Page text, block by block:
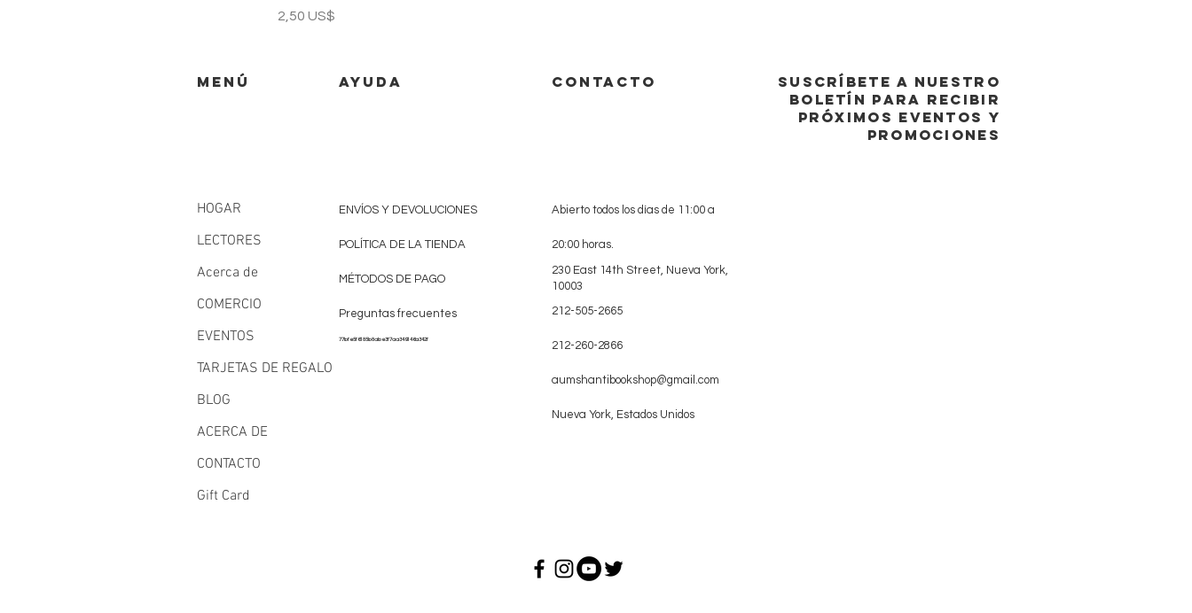
Precio
2,50 US$
MENÚ AYUDA
HOGAR
LECTORES
Acerca de
COMERCIO
EVENTOS
TARJETAS DE REGALO
BLOG
ACERCA DE
CONTACTO
Gift Card
ENVÍOS Y DEVOLUCIONES
POLÍTICA DE LA TIENDA
MÉTODOS DE PAGO
Preguntas frecuentes
77bfe5f6185b8abe3f7aa349146a342f
CONTACTO
SUSCRÍBETE A NUESTRO
BOLETÍN PARA RECIBIR
PRÓXIMOS EVENTOS y
promociones
Abierto todos los días de 11:00 a
20:00 horas.
230 East 14th Street, Nueva York,
10003
212-505-2665
212-260-2866
aumshantibookshop@gmail.com
Nueva York, Estados Unidos